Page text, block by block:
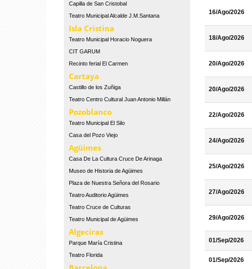
Capilla de San Cristobal
Teatro Municipal Alcalde J.M.Santana
Isla Cristina
Teatro Municipal Horacio Noguera
CIT GARUM
Recinto ferial El Carmen
Cartaya
Castillo de los Zuñiga
Teatro Centro Cultural Juan Antonio Millán
Pozoblanco
Teatro Municipal El Silo
Casa del Pozo Viejo
Agüimes
Casa De La Cultura Cruce De Arinaga
Museo de Historia de Agüimes
Plaza de Nuestra Señora del Rosario
Teatro Auditorio Agüimes
Teatro Cruce de Culturas
Teatro Municipal de Agüimes
Algeciras
Parque María Cristina
Teatro Florida
16/Ago/2026
18/Ago/2026
20/Ago/2026
20/Ago/2026
22/Ago/2026
24/Ago/2026
25/Ago/2026
27/Ago/2026
29/Ago/2026
01/Sep/2026
01/Sep/2026